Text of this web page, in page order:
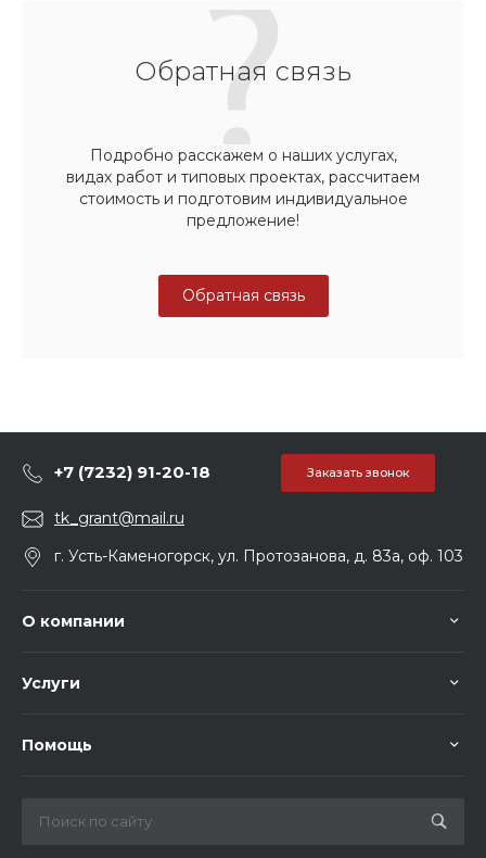
Обратная связь
Подробно расскажем о наших услугах,
видах работ и типовых проектах, рассчитаем
стоимость и подготовим индивидуальное
предложение!
Обратная связь
+7 (7232) 91-20-18 Заказать звонок
tk_grant@mail.ru
г. Усть-Каменогорск, ул. Протозанова, д. 83а, оф. 103
О компании
Услуги
Помощь